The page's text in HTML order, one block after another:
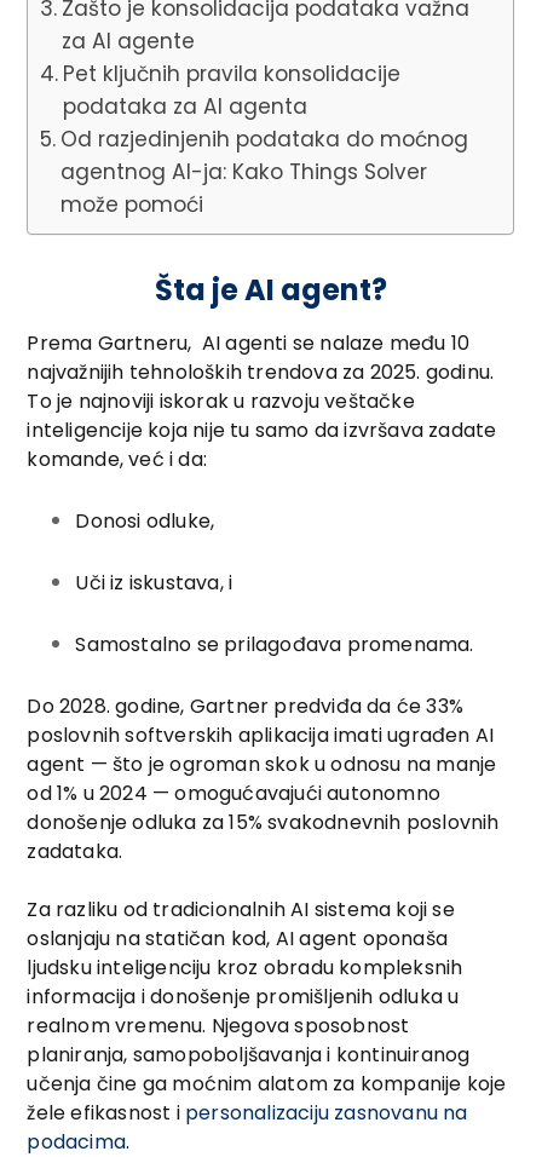
Zašto je konsolidacija podataka važna
za AI agente
Pet ključnih pravila konsolidacije
podataka za AI agenta
Od razjedinjenih podataka do moćnog
agentnog AI-ja: Kako Things Solver
može pomoći
Šta je AI agent?
Prema Gartneru, AI agenti se nalaze među 10
najvažnijih tehnoloških trendova za 2025. godinu.
To je najnoviji iskorak u razvoju veštačke
inteligencije koja nije tu samo da izvršava zadate
komande, već i da:
Donosi odluke,
Uči iz iskustava, i
Samostalno se prilagođava promenama.
Do 2028. godine, Gartner predviđa da će 33%
poslovnih softverskih aplikacija imati ugrađen AI
agent — što je ogroman skok u odnosu na manje
od 1% u 2024 — omogućavajući autonomno
donošenje odluka za 15% svakodnevnih poslovnih
zadataka.
Za razliku od tradicionalnih AI sistema koji se
oslanjaju na statičan kod, AI agent oponaša
ljudsku inteligenciju kroz obradu kompleksnih
informacija i donošenje promišljenih odluka u
realnom vremenu. Njegova sposobnost
planiranja, samopoboljšavanja i kontinuiranog
učenja čine ga moćnim alatom za kompanije koje
žele efikasnost i personalizaciju zasnovanu na
podacima.